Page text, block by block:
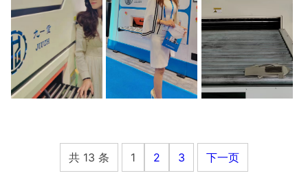
共 13 条 1 2 3 下一页